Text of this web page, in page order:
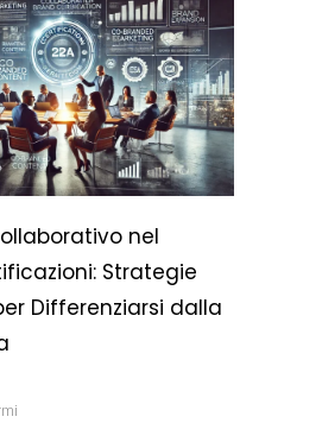
nel
Strategie
Differenziarsi dalla